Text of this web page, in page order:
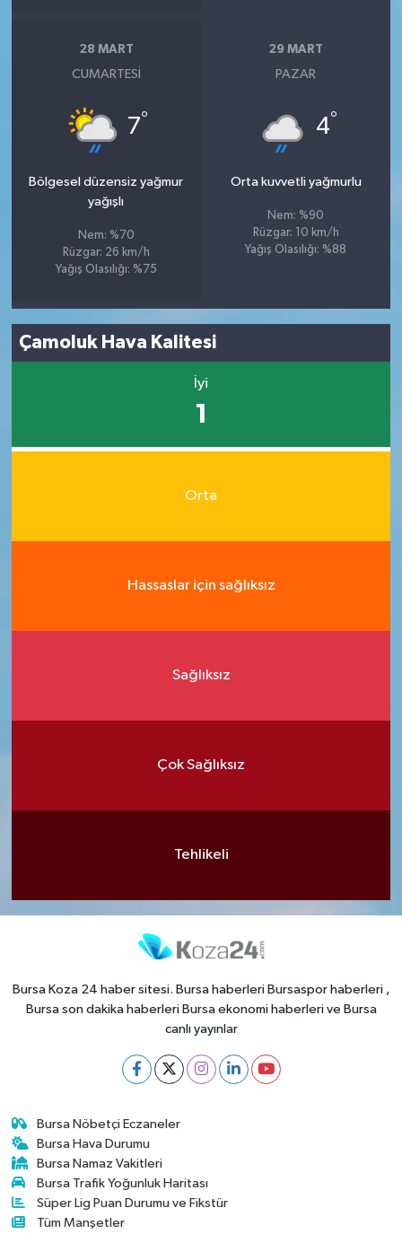
28 MART
CUMARTESI
7°
Bölgesel düzensiz yağmur
yağışlı
Nem: %70
Rüzgar: 26 km/h
Yağış Olasılığı: %75
29 MART
PAZAR
4°
Orta kuvvetli yağmurlu
Nem: %90
Rüzgar: 10 km/h
Yağış Olasılığı: %88
Çamoluk Hava Kalitesi
İyi
1
Orta
Hassaslar için sağlıksız
Sağlıksız
Çok Sağlıksız
Tehlikeli
Bursa Koza 24 haber sitesi. Bursa haberleri Bursaspor haberleri ,
Bursa son dakika haberleri Bursa ekonomi haberleri ve Bursa
canlı yayınlar
Bursa Nöbetçi Eczaneler
Bursa Hava Durumu
Bursa Namaz Vakitleri
Bursa Trafik Yoğunluk Haritası
Süper Lig Puan Durumu ve Fikstür
Tüm Manşetler